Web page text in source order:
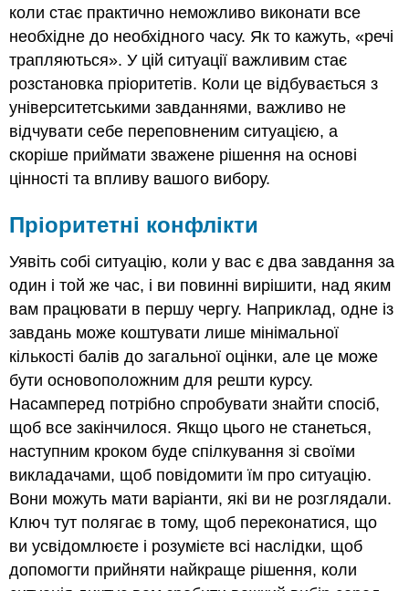
коли стає практично неможливо виконати все
необхідне до необхідного часу. Як то кажуть, «речі
трапляються». У цій ситуації важливим стає
розстановка пріоритетів. Коли це відбувається з
університетськими завданнями, важливо не
відчувати себе переповненим ситуацією, а
скоріше приймати зважене рішення на основі
цінності та впливу вашого вибору.
Пріоритетні конфлікти
Уявіть собі ситуацію, коли у вас є два завдання за
один і той же час, і ви повинні вирішити, над яким
вам працювати в першу чергу. Наприклад, одне із
завдань може коштувати лише мінімальної
кількості балів до загальної оцінки, але це може
бути основоположним для решти курсу.
Насамперед потрібно спробувати знайти спосіб,
щоб все закінчилося. Якщо цього не станеться,
наступним кроком буде спілкування зі своїми
викладачами, щоб повідомити їм про ситуацію.
Вони можуть мати варіанти, які ви не розглядали.
Ключ тут полягає в тому, щоб переконатися, що
ви усвідомлюєте і розумієте всі наслідки, щоб
допомогти прийняти найкраще рішення, коли